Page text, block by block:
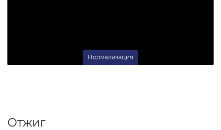
Нормализация
Отжиг